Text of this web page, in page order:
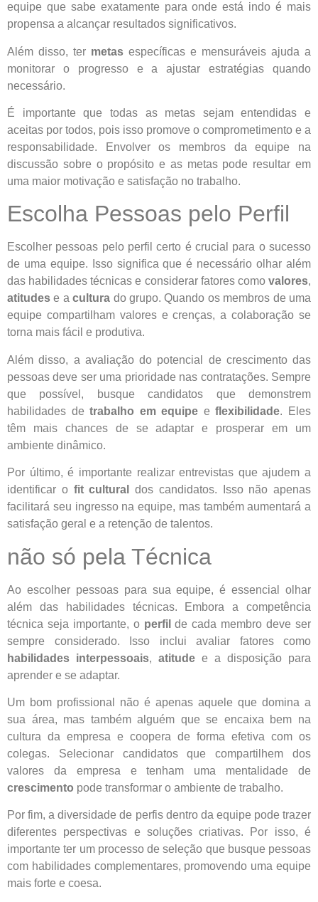
equipe que sabe exatamente para onde está indo é mais
propensa a alcançar resultados significativos.
Além disso, ter metas específicas e mensuráveis ajuda a
monitorar o progresso e a ajustar estratégias quando
necessário.
É importante que todas as metas sejam entendidas e
aceitas por todos, pois isso promove o comprometimento e a
responsabilidade. Envolver os membros da equipe na
discussão sobre o propósito e as metas pode resultar em
uma maior motivação e satisfação no trabalho.
Escolha Pessoas pelo Perfil
Escolher pessoas pelo perfil certo é crucial para o sucesso
de uma equipe. Isso significa que é necessário olhar além
das habilidades técnicas e considerar fatores como valores,
atitudes e acultura do grupo. Quando os membros de uma
equipe compartilham valores e crenças, a colaboração se
torna mais fácil e produtiva.
Além disso, a avaliação do potencial de crescimento das
pessoas deve ser uma prioridade nas contratações. Sempre
que possível, busque candidatos que demonstrem
habilidades detrabalho em equipe eflexibilidade. Eles
têm mais chances de se adaptar e prosperar em um
ambiente dinâmico.
Por último, é importante realizar entrevistas que ajudem a
identificar o fit cultural
dos candidatos. Isso não apenas
facilitará seu ingresso na equipe, mas também aumentará a
satisfação geral e a retenção de talentos.
não só pela Técnica
Ao escolher pessoas para sua equipe, é essencial olhar
além das habilidades técnicas. Embora a competência
técnica seja importante, o perfil de cada membro deve ser
sempre considerado. Isso inclui avaliar fatores como
habilidades interpessoais, atitude e a disposição para
aprender e se adaptar.
Um bom profissional não é apenas aquele que domina a
sua área, mas também alguém que se encaixa bem na
cultura da empresa e coopera de forma efetiva com os
colegas. Selecionar candidatos que compartilhem dos
valores da empresa e tenham uma mentalidade de
crescimento pode transformar o ambiente de trabalho.
Por fim, a diversidade de perfis dentro da equipe pode trazer
diferentes perspectivas e soluções criativas. Por isso, é
importante ter um processo de seleção que busque pessoas
com habilidades complementares, promovendo uma equipe
mais forte e coesa.